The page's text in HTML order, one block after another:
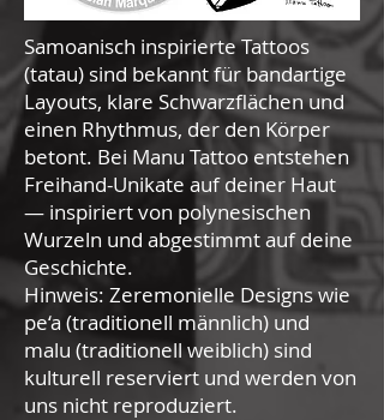
Samoanisch inspirierte Tattoos
(tatau) sind bekannt für bandartige
Layouts, klare Schwarzflächen und
einen Rhythmus, der den Körper
betont. Bei Manu Tattoo entstehen
Freihand-Unikate auf deiner Haut
— inspiriert von polynesischen
Wurzeln und abgestimmt auf deine
Geschichte.
Hinweis: Zeremonielle Designs wie
pe‘a (traditionell männlich) und
malu (traditionell weiblich) sind
kulturell reserviert und werden von
uns nicht reproduziert.